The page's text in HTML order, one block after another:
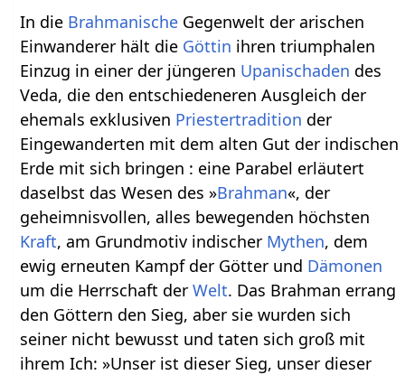
In die Brahmanische Gegenwelt der arischen
Einwanderer hält die Göttin ihren triumphalen
Einzug in einer der jüngeren Upanischaden des
Veda, die den entschiedeneren Ausgleich der
ehemals exklusiven Priestertradition der
Eingewanderten mit dem alten Gut der indischen
Erde mit sich bringen : eine Parabel erläutert
daselbst das Wesen des »Brahman«, der
geheimnisvollen, alles bewegenden höchsten
Kraft, am Grundmotiv indischer Mythen, dem
ewig erneuten Kampf der Götter und Dämonen
um die Herrschaft derWelt. Das Brahman errang
den Göttern den Sieg, aber sie wurden sich
seiner nicht bewusst und taten sich groß mit
ihrem Ich: »Unser ist dieser Sieg, unser dieser